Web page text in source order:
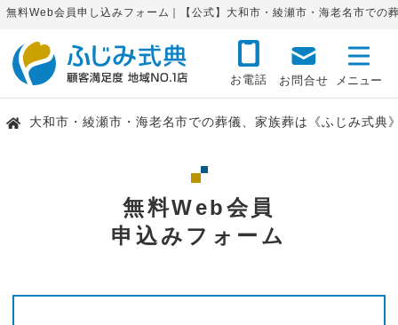
無料Web会員申し込みフォーム｜【公式】大和市・綾瀬市・海老名市での
お電話 お問合せ
大和市・綾瀬市・海老名市での葬儀、家族葬は《ふじみ式典
無料Web会員
申込みフォーム